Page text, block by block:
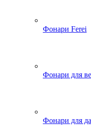
Фонари Ferei
Фонари для
Фонари для